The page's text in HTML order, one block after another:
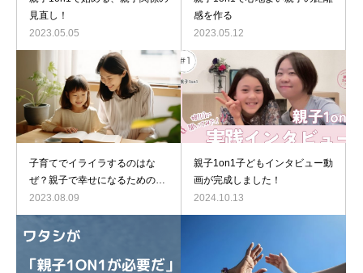
見直し！
2023.05.05
感を作る
2023.05.12
子育てでイライラするのはな
ぜ？親子で幸せになるためのコ
ミュニケーション術
2023.08.09
親子1on1子どもインタビュー動
画が完成しました！
2024.10.13